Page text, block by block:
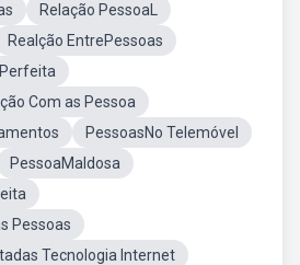
Relação PessoaL
Realção EntrePessoas
Com as Pessoa
PessoasNo Telemóvel
PessoaMaldosa
Pessoas
Tecnologia Internet